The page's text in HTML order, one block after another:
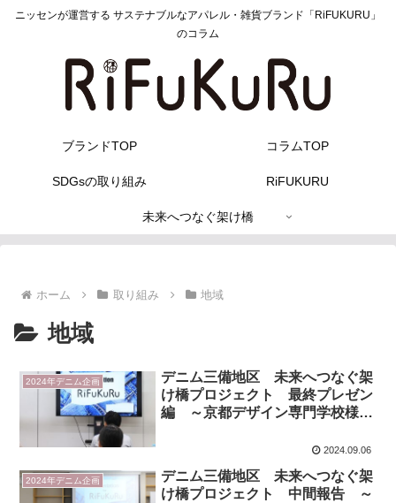
ニッセンが運営する サステナブルなアパレル・雑貨ブランド「RiFUKURU」
のコラム
ブランドTOP コラムTOP
SDGsの取り組み RiFUKURU
未来へつなぐ架け橋
ホーム 取り組み 地域
地域
2024年デニム企画
デニム三備地区 未来へつなぐ架
け橋プロジェクト 最終プレゼン
編 ～京都デザイン専門学校様と
2024.09.06
2024年デニム企画
デニム三備地区 未来へつなぐ架
け橋プロジェクト 中間報告 ～